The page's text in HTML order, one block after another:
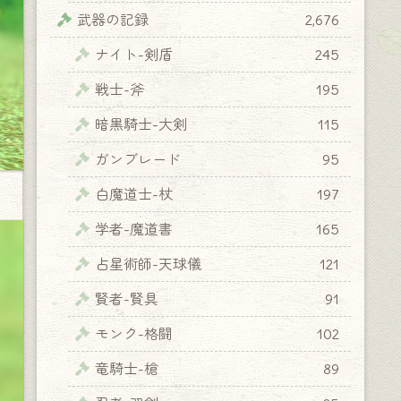
武器の記録
2,676
ナイト-剣盾
245
戦士-斧
195
暗黒騎士-大剣
115
ガンブレード
95
白魔道士-杖
197
学者-魔道書
165
占星術師-天球儀
121
賢者-賢具
91
モンク-格闘
102
竜騎士-槍
89